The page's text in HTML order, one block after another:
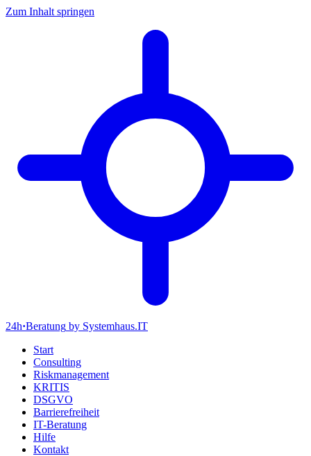
Zum Inhalt springen
24h·Beratung by Systemhaus.IT
Start
Consulting
Riskmanagement
KRITIS
DSGVO
Barrierefreiheit
IT-Beratung
Hilfe
Kontakt